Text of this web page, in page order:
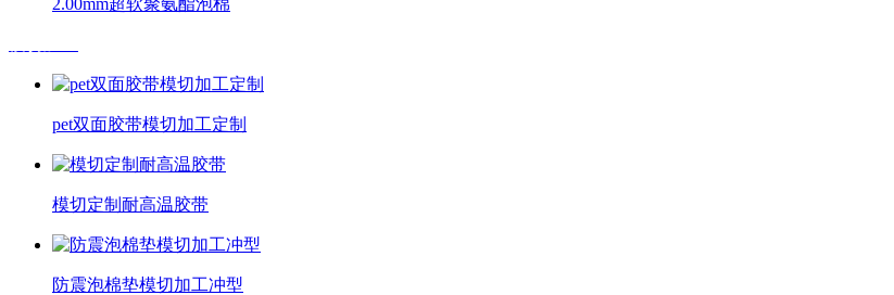
pet双面胶带模切加工定制
模切定制耐高温胶带
防震泡棉垫模切加工冲型